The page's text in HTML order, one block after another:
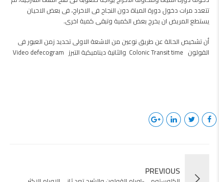
تتعدد مرات دخول دورة المياة دون النجاح فى الاخراج، فى بعض الاحيان
يستطع المريض ان يخرج بعض الكمية وتبقى كمية اخرى.
أن تشخيص الحالة عن طريق نوعين من الاشعة الاولى تحديد زمن العبور فى
القولون Colonic Transit time والثانية ديناميكية التبرز Video defecogram
PREVIOUS